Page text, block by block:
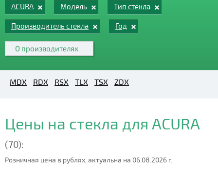
ACURA Модель Тип стекла
Производитель стекла Год
О производителях
MDX RDX RSX TLX TSX ZDX
Цены на стекла для ACURA
(70):
Розничная цена в рублях, актуальна на 06.08.2026 г.